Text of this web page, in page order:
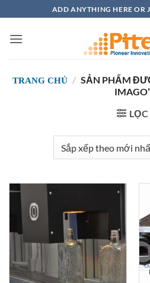
qua
nội
ADD ANYTHING HERE OR
TRANG CHỦ / SẢN PHẨM
LỌC